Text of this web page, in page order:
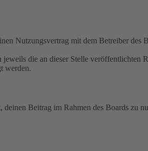
Nutzungsvertrag mit dem Betreiber des
die an dieser Stelle veröffentlichten
werden.
Beitrag im Rahmen des Boards zu